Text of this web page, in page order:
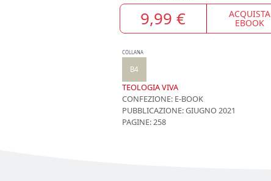
9,99 € ACQUISTA
EBOOK
COLLANA
B4
TEOLOGIA VIVA
CONFEZIONE: E-BOOK
PUBBLICAZIONE:GIUGNO 2021
PAGINE: 258